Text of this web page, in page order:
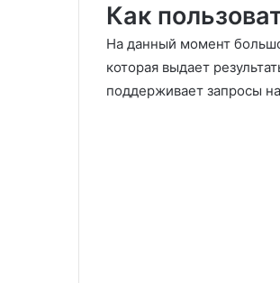
Как
На данный момент
которая выдает
поддерживает запросы